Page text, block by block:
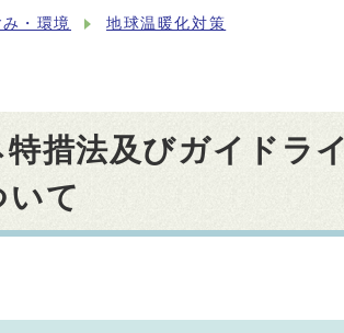
み・環境 地球温暖化対策
特措法及びガイドラ
いて